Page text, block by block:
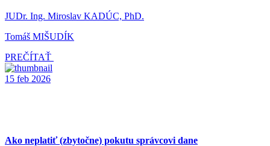
JUDr. Ing. Miroslav KADÚC, PhD.
Tomáš MIŠUDÍK
PREČÍTAŤ
15 feb 2026
Ako neplatiť (zbytočne) pokutu správcovi dane